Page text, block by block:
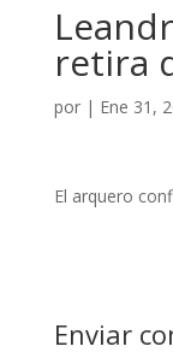
retira
por | Ene 31,
El arquero
Enviar